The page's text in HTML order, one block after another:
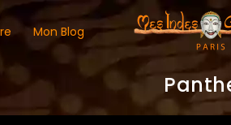
Mon Blog